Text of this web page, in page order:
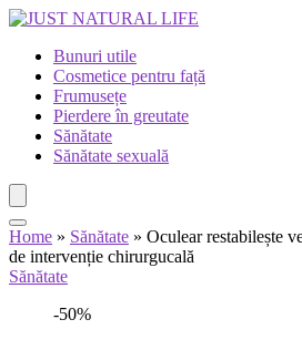
Bunuri utile
Cosmetice pentru față
Frumusețe
Pierdere în greutate
Sănătate
Sănătate sexuală
Home » Sănătate » Oculear restabilește
de intervenție chirurgucală
Sănătate
-50%